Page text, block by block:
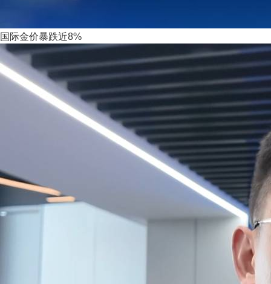
国际金价暴跌近8%